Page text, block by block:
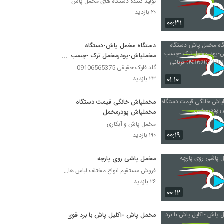
۰۰:۳۱
۲۰ بازدید
۰۱:۱۰
دستگاه مخمل پاش-دستگاه
مخملپاش-پودرمخمل ترک -چسب
مخمل- 09362022208 قربانی
گلد فلوک حقیقی 09106565375
۲۳ بازدید
۰۰:۱۹
مخملپاش خانگی قیمت دستگاه
مخملپاش پودرمخمل
مخمل پاش و آبکاری
۱۹۰ بازدید
۰۰:۱۲
مخمل پاشی روی پارچه
فروش مستقیم انواع مختلف لباس های زنانه و دخترانه و
۲۶ بازدید
مخمل پاش -اکلیل پاش با برد قوی